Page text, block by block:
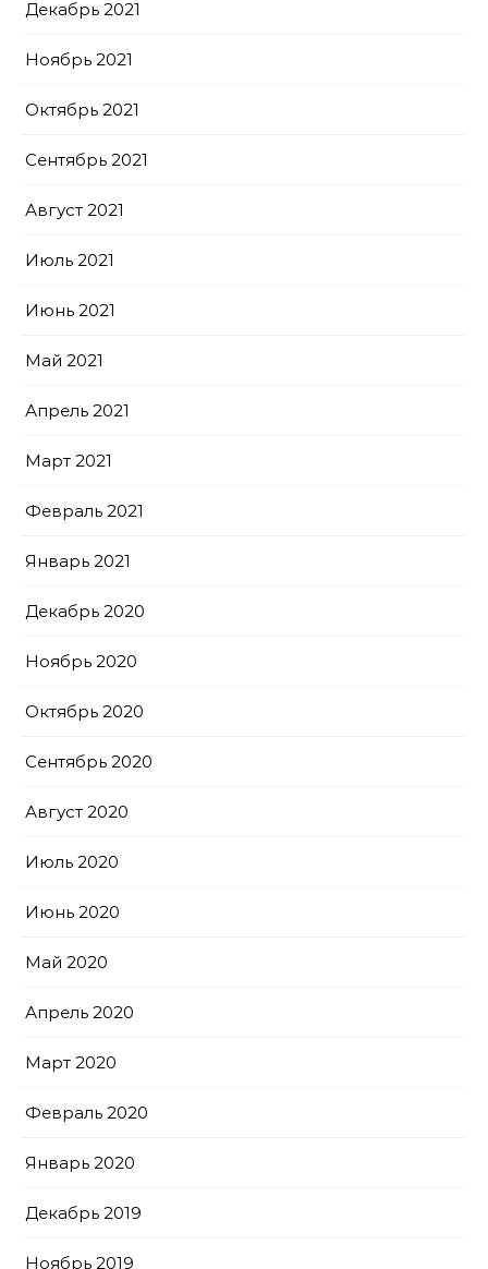
Декабрь 2021
Ноябрь 2021
Октябрь 2021
Сентябрь 2021
Август 2021
Июль 2021
Июнь 2021
Май 2021
Апрель 2021
Март 2021
Февраль 2021
Январь 2021
Декабрь 2020
Ноябрь 2020
Октябрь 2020
Сентябрь 2020
Август 2020
Июль 2020
Июнь 2020
Май 2020
Апрель 2020
Март 2020
Февраль 2020
Январь 2020
Декабрь 2019
Ноябрь 2019